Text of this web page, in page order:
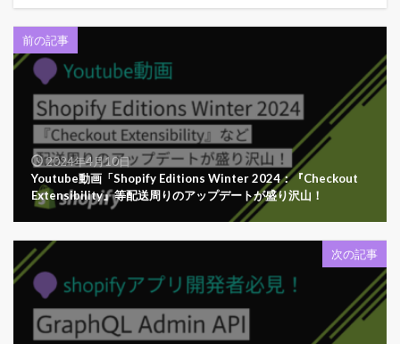
前の記事
2024年4月10日
Youtube動画「Shopify Editions Winter 2024：『Checkout
Extensibility』等配送周りのアップデートが盛り沢山！
次の記事